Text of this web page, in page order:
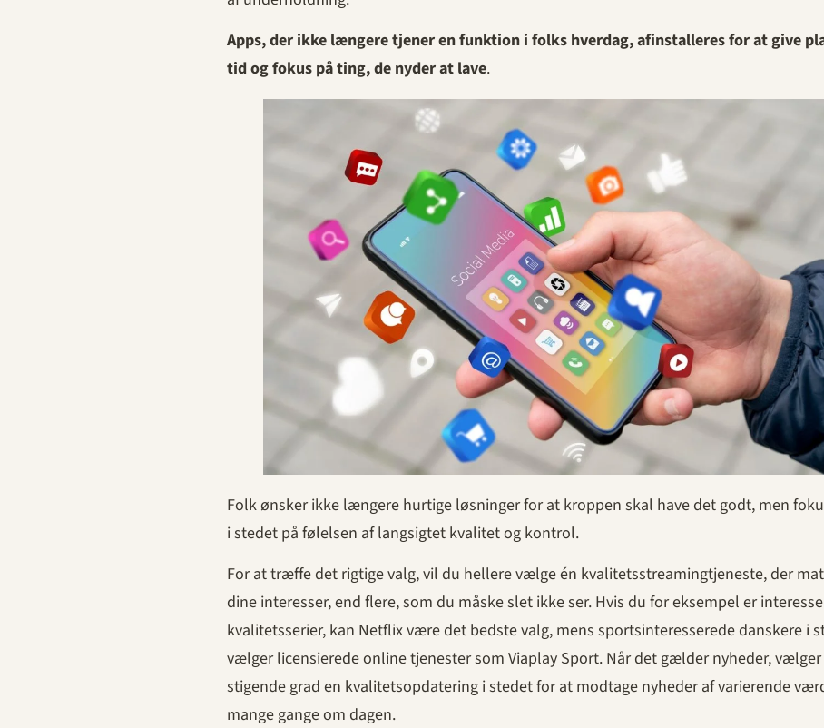
Apps, der ikke længere tjener en funktion i folks hverdag, afinstalleres for at give
tid og fokus på ting, de nyder at lave.
Folk ønsker ikke længere hurtige løsninger for at kroppen skal have det godt, men
i stedet på følelsen af ​​langsigtet kvalitet og kontrol.
For at træffe det rigtige valg, vil du hellere vælge én kvalitetsstreamingtjeneste, der
dine interesser, end flere, som du måske slet ikke ser. Hvis du for eksempel er
kvalitetsserier, kan Netflix være det bedste valg, mens sportsinteresserede danskere i
vælger licensierede online tjenester som Viaplay Sport. Når det gælder nyheder,
stigende grad en kvalitetsopdatering i stedet for at modtage nyheder af varierende
mange gange om dagen.